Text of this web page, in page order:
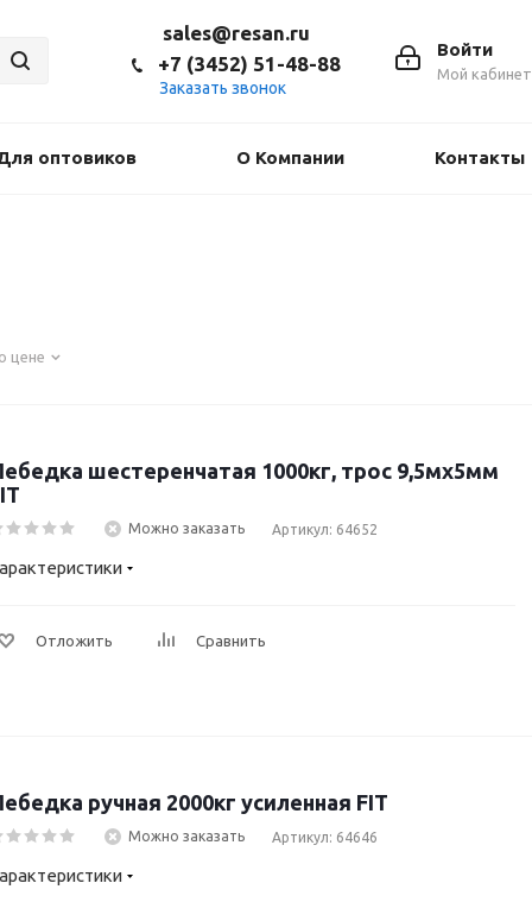
Войти
Мой кабинет
sales@resan.ru
+7 (3452) 51-48-88
Заказать звонок
оптовиков О Компании Контакты
цене
шестеренчатая 1000кг, трос 9,5мх5мм
Можно заказать Артикул: 64652
Отложить Сравнить
ручная 2000кг усиленная FIT
Можно заказать Артикул: 64646